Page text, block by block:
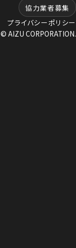
協力業者募集
プライバシーポリシー
© AIZU CORPORATION.